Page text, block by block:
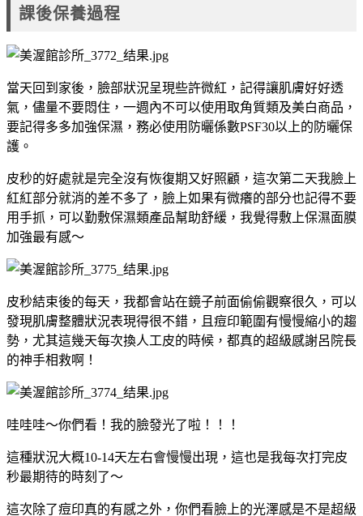
課後保養過程
當天回到家後，臉部狀況呈現些許微紅，記得讓肌膚好好透
氣，儘量不要悶住，一週內不可以使用取角質類及美白商品，
要記得多多加強保濕，務必使用防曬係數PSF30以上的防曬保
護。
皮秒的好處就是完全沒有恢復期又好照顧，這次第二天我臉上
紅紅部分就消的差不多了，臉上如果有微癢的部分也記得不要
用手抓，可以勤敷保濕類產品幫助舒緩，我覺得敷上保濕面膜
加強最有感～
皮秒結束後的每天，我都會站在鏡子前面偷偷觀察很久，可以
發現肌膚整體狀況表現得很不錯，且痘印範圍有慢慢縮小的趨
勢，尤其這幾天每次換人工皮的時候，都真的超級感謝呂院長
的神手相救啊！
哇哇哇～你們看！我的臉發光了啦！！！
這種狀況大概10-14天左右會慢慢出現，這也是我每次打完皮
秒最期待的時刻了～
這次除了痘印真的有感之外，你們看臉上的光澤感是不是超級